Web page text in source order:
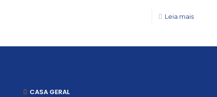
Leia mais
CASA GERAL